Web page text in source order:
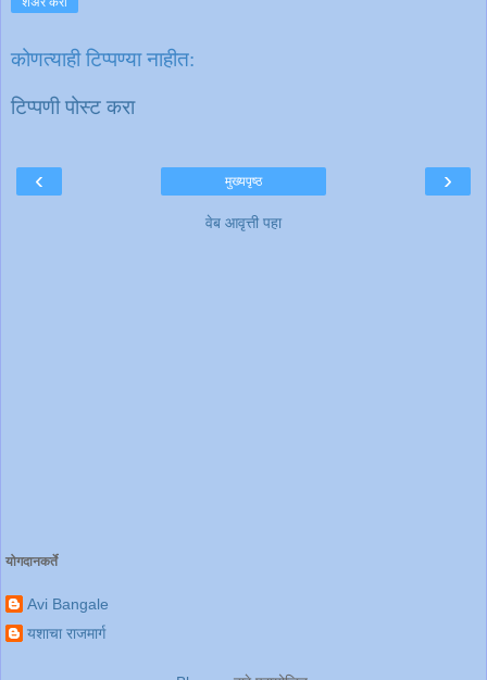
कोणत्याही टिप्पण्‍या नाहीत:
टिप्पणी पोस्ट करा
‹ ›
मुख्यपृष्ठ
वेब आवृत्ती पहा
योगदानकर्ते
Avi Bangale
यशाचा राजमार्ग